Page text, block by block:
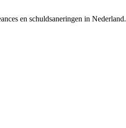
en schuldsaneringen in Nederland.